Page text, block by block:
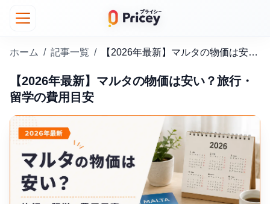
ホーム / 記事一覧 / 【2026年最新】マルタの物価は安い？旅行・留学の費用目安
【2026年最新】マルタの物価は安い？旅行・
留学の費用目安